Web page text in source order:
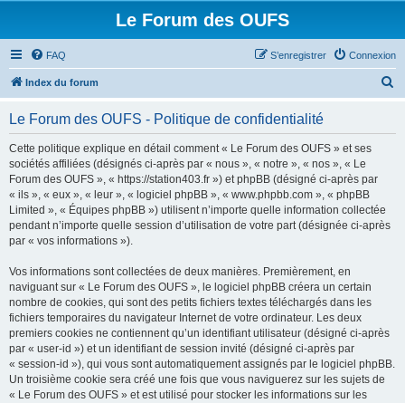
Le Forum des OUFS
FAQ Connexion
S’enregistrer
Index du forum
Le Forum des OUFS - Politique de confidentialité
Cette politique explique en détail comment « Le Forum des OUFS » et ses
sociétés affiliées (désignés ci-après par « nous », « notre », « nos », « Le
Forum des OUFS », « https://station403.fr ») et phpBB (désigné ci-après par
« ils », « eux », « leur », « logiciel phpBB », « www.phpbb.com », « phpBB
Limited », « Équipes phpBB ») utilisent n’importe quelle information collectée
pendant n’importe quelle session d’utilisation de votre part (désignée ci-après
par « vos informations »).
Vos informations sont collectées de deux manières. Premièrement, en
naviguant sur « Le Forum des OUFS », le logiciel phpBB créera un certain
nombre de cookies, qui sont des petits fichiers textes téléchargés dans les
fichiers temporaires du navigateur Internet de votre ordinateur. Les deux
premiers cookies ne contiennent qu’un identifiant utilisateur (désigné ci-après
par « user-id ») et un identifiant de session invité (désigné ci-après par
« session-id »), qui vous sont automatiquement assignés par le logiciel phpBB.
Un troisième cookie sera créé une fois que vous naviguerez sur les sujets de
« Le Forum des OUFS » et est utilisé pour stocker les informations sur les